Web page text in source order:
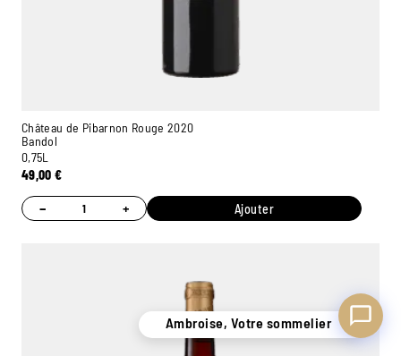
Château de Pibarnon Rouge 2020
Bandol
0,75L
49,00€
− + Ajouter
Ambroise, Votre sommelier
Ambroise, Votre sommelier
Disponible pour vous conseiller